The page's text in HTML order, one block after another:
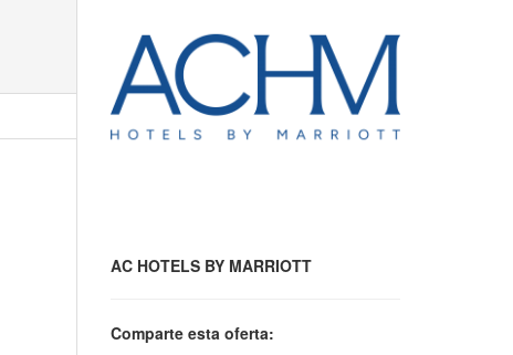
AC HOTELS BY MARRIOTT
Comparte esta oferta: